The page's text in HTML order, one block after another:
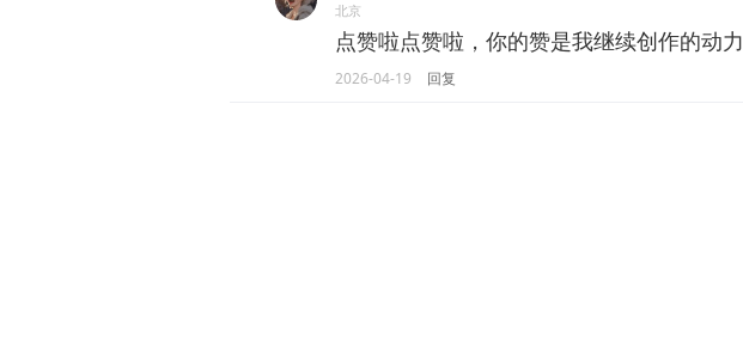
北京
点赞啦点赞啦，你的赞是我继续创作的动力
2026-04-19 回复